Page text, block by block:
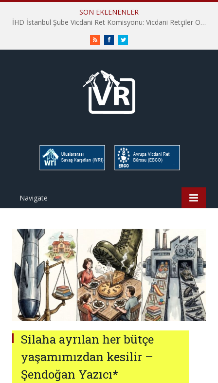
SON EKLENENLER
İsrail’in Yahudi nüfusunun yaklaşık altıda birini oluşturan Harediler, askerliğe karşı direniyorlar – Yakov M. Rabkin
RSS FacebookTwitter
Navigate
Silaha ayrılan her bütçe
yaşamımızdan kesilir –
Şendoğan Yazıcı*